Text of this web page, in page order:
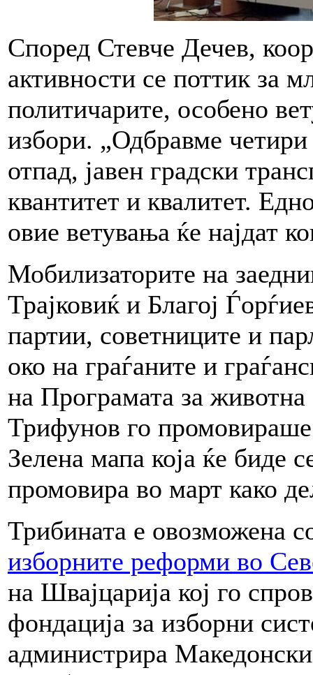
Според Стевче Дечев,
активности се поттик за
политичарите, особено
избори. „Одбравме
отпад, јавен градски
квантитет и квалитет.
овие ветувања ќе најдат
Мобилизаторите на
Трајковиќ и Благој
партии, советниците и
око на граѓаните и
на Програмата за
Трифунов го
Зелена мапа која ќе биде
промовира во март како
Трибината е овозможена
изборните реформи во
на Швајцарија кој го
фондација за изборни
администрира